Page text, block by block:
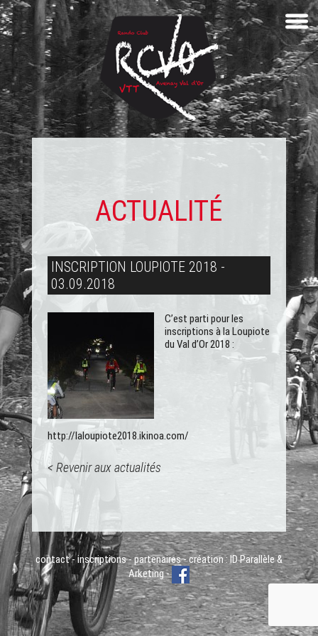
ACTUALITÉ
INSCRIPTION LOUPIOTE 2018 -
03.09.2018
C’est parti pour les
inscriptions à la Loupiote
du Val d’Or 2018 :
http://laloupiote2018.ikinoa.com/
< Revenir aux actualités
contact-inscriptions-partenaires- création :ID Parallèle&
Arketing-